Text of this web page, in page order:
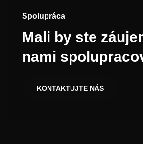
Spolupráca
Mali by ste
nami
KONTAKTUJTE NÁS